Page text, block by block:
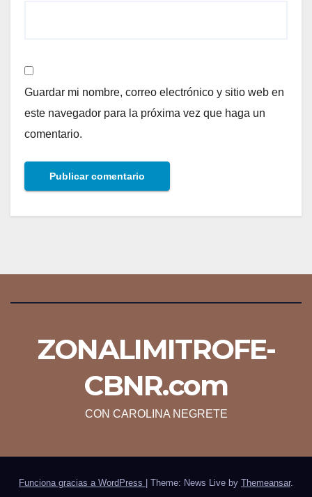
Guardar mi nombre, correo electrónico y sitio web en
este navegador para la próxima vez que haga un
comentario.
ZONALIMITROFE-
CBNR.com
CON CAROLINA NEGRETE
Funciona gracias a WordPress Theme: News Live by Themeansar.